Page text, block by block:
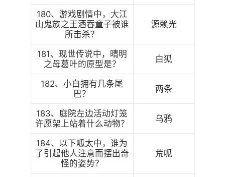
180、游戏剧情中，大江
山鬼族之王酒吞童子被谁
所击杀？
源赖光
181、现世传说中，晴明
之母葛叶的原型是？
白狐
182、小白拥有几条尾
巴？
两条
183、庭院左边活动灯笼
许愿架上站着什么动物？
乌鸦
184、以下呱太中，谁为
了引起他人注意而摆出奇
怪的姿势？
荒呱